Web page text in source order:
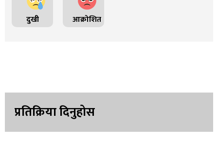
दुखी आक्रोशित
प्रतिक्रिया दिनुहोस